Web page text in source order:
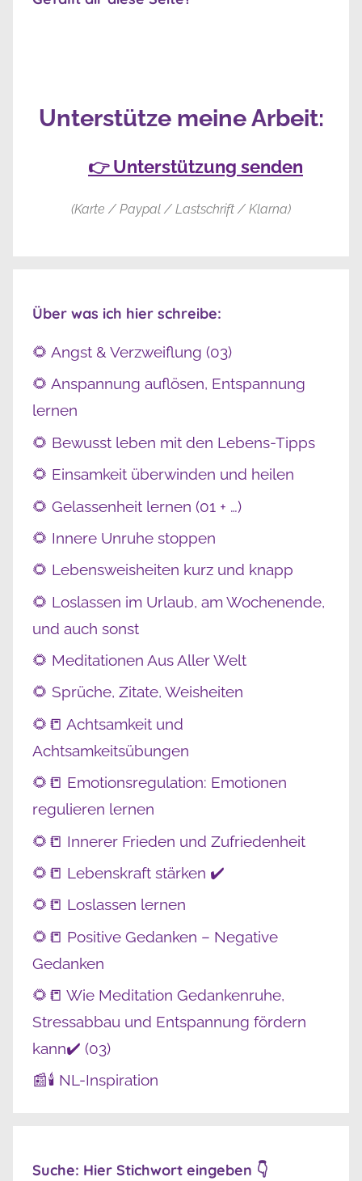
Unterstütze meine Arbeit:
👉 Unterstützung senden
(Karte / Paypal / Lastschrift / Klarna)
Über was ich hier schreibe:
🌻 Angst & Verzweiflung (03)
🌻 Anspannung auflösen, Entspannung
lernen
🌻 Bewusst leben mit den Lebens-Tipps
🌻 Einsamkeit überwinden und heilen
🌻 Gelassenheit lernen (01 + …)
🌻 Innere Unruhe stoppen
🌻 Lebensweisheiten kurz und knapp
🌻 Loslassen im Urlaub, am Wochenende,
und auch sonst
🌻 Meditationen Aus Aller Welt
🌻 Sprüche, Zitate, Weisheiten
🌻📒 Achtsamkeit und
Achtsamkeitsübungen
🌻📒 Emotionsregulation: Emotionen
regulieren lernen
🌻📒 Innerer Frieden und Zufriedenheit
🌻📒 Lebenskraft stärken ✔️
🌻📒 Loslassen lernen
🌻📒 Positive Gedanken – Negative
Gedanken
🌻📒 Wie Meditation Gedankenruhe,
Stressabbau und Entspannung fördern
kann✔️ (03)
📰🕯️ NL-Inspiration
Suche: Hier Stichwort eingeben 👇